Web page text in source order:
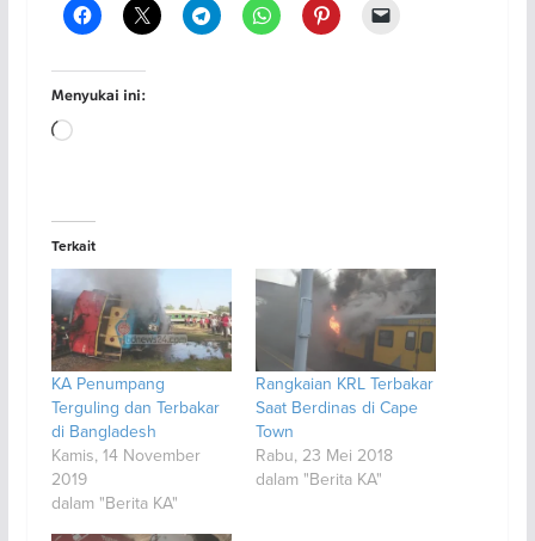
Menyukai ini:
Memuat...
Terkait
KA Penumpang
Terguling dan Terbakar
di Bangladesh
Kamis, 14 November
2019
dalam "Berita KA"
Rangkaian KRL Terbakar
Saat Berdinas di Cape
Town
Rabu, 23 Mei 2018
dalam "Berita KA"